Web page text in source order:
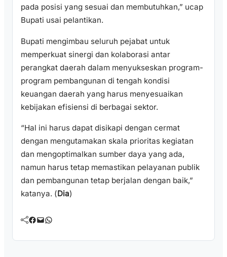
pada posisi yang sesuai dan membutuhkan,” ucap
Bupati usai pelantikan.
Bupati mengimbau seluruh pejabat untuk
memperkuat sinergi dan kolaborasi antar
perangkat daerah dalam menyukseskan program-
program pembangunan di tengah kondisi
keuangan daerah yang harus menyesuaikan
kebijakan efisiensi di berbagai sektor.
“Hal ini harus dapat disikapi dengan cermat
dengan mengutamakan skala prioritas kegiatan
dan mengoptimalkan sumber daya yang ada,
namun harus tetap memastikan pelayanan publik
dan pembangunan tetap berjalan dengan baik,”
katanya. (Dia)
Facebook Mail WhatsApp